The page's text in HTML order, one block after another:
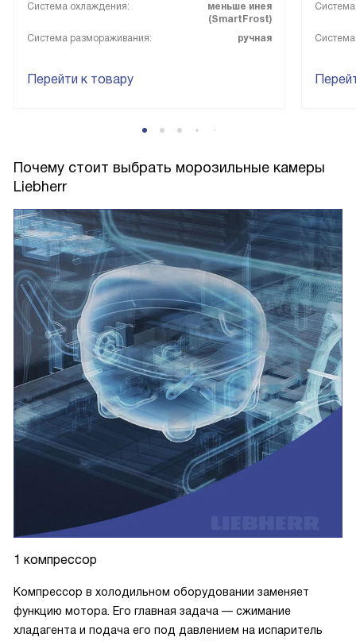
Система охлаждения:
меньше инея
(SmartFrost)
Система размораживания:
ручная
Перейти к товару
Почему стоит выбрать морозильные камеры
Liebherr
1 компрессор
Компрессор в холодильном оборудовании заменяет
функцию мотора. Его главная задача — сжимание
хладагента и подача его под давлением на испаритель